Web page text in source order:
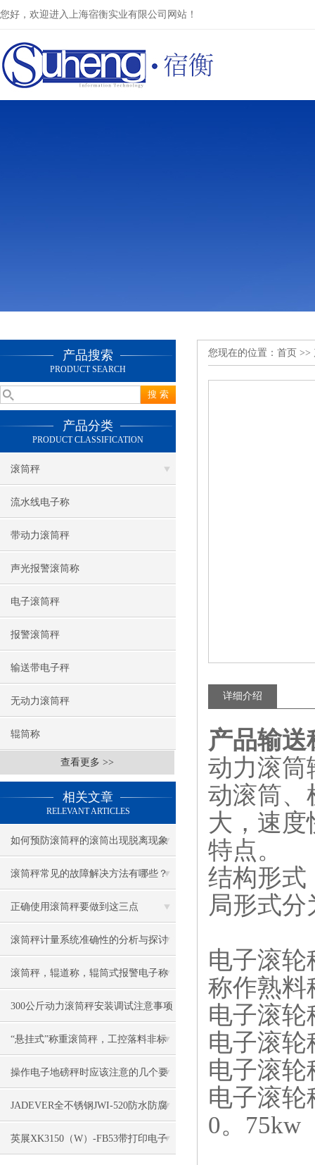
您好，欢迎进入上海宿衡实业有限公司网站！
产品搜索
PRODUCT SEARCH
产品分类
PRODUCT CLASSIFICATION
滚筒秤
流水线电子称
带动力滚筒秤
声光报警滚筒称
电子滚筒秤
报警滚筒秤
输送带电子秤
无动力滚筒秤
辊筒称
查看更多 >>
相关文章
RELEVANT ARTICLES
如何预防滚筒秤的滚筒出现脱离现象
滚筒秤常见的故障解决方法有哪些？
正确使用滚筒秤要做到这三点
滚筒秤计量系统准确性的分析与探讨​
滚筒秤，辊道称，辊筒式报警电子称
慨述
300公斤动力滚筒秤安装调试注意事项
“悬挂式”称重滚筒秤，工控落料非标
电子称
操作电子地磅秤时应该注意的几个要
点
JADEVER全不锈钢JWI-520防水防腐
电子秤特点
英展XK3150（W）-FB53带打印电子
您现在的位置： 首页 >>
详细介绍
产品输
动力滚筒
动滚筒、
大，速
特点。
结构形式
局形式
电子滚
称作熟料
电子滚轮
电子滚轮
电子滚轮
电子滚轮
0。75kw